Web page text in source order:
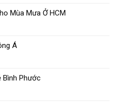
Bao
Mùa Mưa Ở HCM
Á
Bình Phước